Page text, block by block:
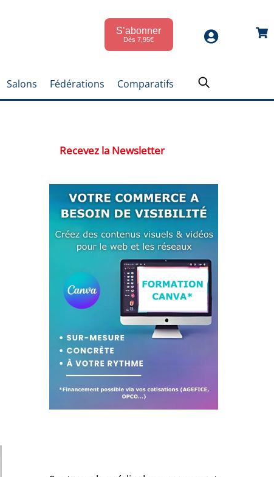
S’abonner
Dès 7,95€
Salons Fédérations Comparatifs
Recevez la Newsletter